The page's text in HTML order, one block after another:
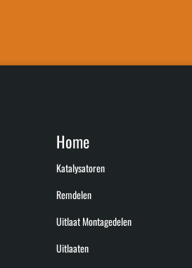
Home
Katalysatoren
Remdelen
Uitlaat Montagedelen
Uitlaaten